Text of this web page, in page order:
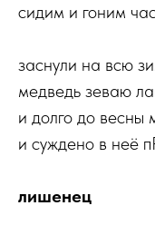
сидим и гоним
заснули на всю
медведь зеваю
и долго до весны
и суждено в неё
лишенец